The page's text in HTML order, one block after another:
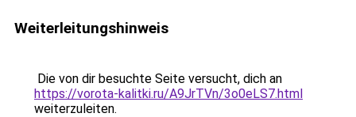
Weiterleitungshinweis
Die von dir besuchte Seite versucht, dich an
https://vorota-kalitki.ru/A9JrTVn/3o0eLS7.html
weiterzuleiten.